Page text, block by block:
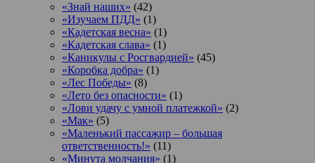
«Знай наших» (42)
«Изучаем ПДД» (1)
«Кадетская весна» (1)
«Кадетская слава» (1)
«Каникулы с Росгвардией» (45)
«Коробка добра» (1)
«Лес Победы» (8)
«Лето без опасности» (1)
«Лови удачу с умной платежкой» (2)
«Мак» (5)
«Маленький пассажир – большая
ответственность!» (11)
«Минута молчания» (1)